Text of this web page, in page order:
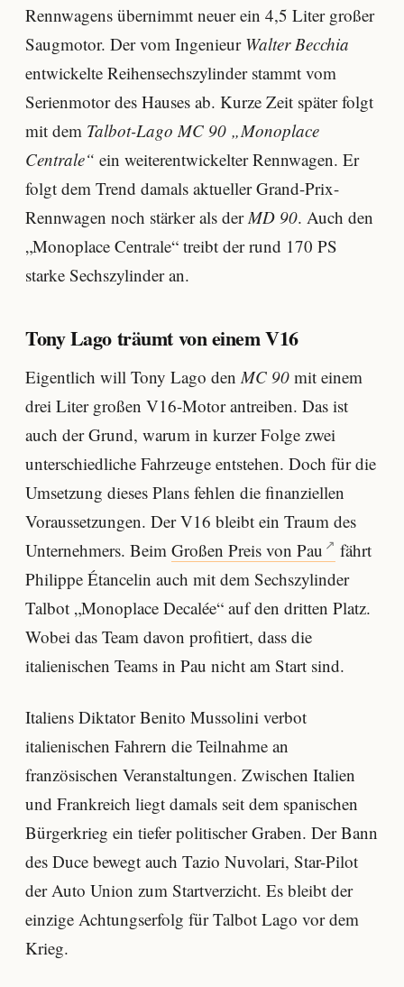
Rennwagens übernimmt neuer ein 4,5 Liter großer
Saugmotor. Der vom Ingenieur Walter Becchia
entwickelte Reihensechszylinder stammt vom
Serienmotor des Hauses ab. Kurze Zeit später folgt
mit dem Talbot-Lago MC 90 „Monoplace
Centrale“ ein weiterentwickelter Rennwagen. Er
folgt dem Trend damals aktueller Grand-Prix-
Rennwagen noch stärker als der MD 90. Auch den
„Monoplace Centrale“ treibt der rund 170 PS
starke Sechszylinder an.
Tony Lago träumt von einem V16
Eigentlich will Tony Lago den MC 90 mit einem
drei Liter großen V16-Motor antreiben. Das ist
auch der Grund, warum in kurzer Folge zwei
unterschiedliche Fahrzeuge entstehen. Doch für die
Umsetzung dieses Plans fehlen die finanziellen
Voraussetzungen. Der V16 bleibt ein Traum des
Unternehmers. Beim Großen Preis von Pau
fährt
Philippe Étancelin auch mit dem Sechszylinder
Talbot „Monoplace Decalée“ auf den dritten Platz.
Wobei das Team davon profitiert, dass die
italienischen Teams in Pau nicht am Start sind.
Italiens Diktator Benito Mussolini verbot
italienischen Fahrern die Teilnahme an
französischen Veranstaltungen. Zwischen Italien
und Frankreich liegt damals seit dem spanischen
Bürgerkrieg ein tiefer politischer Graben. Der Bann
des Duce bewegt auch Tazio Nuvolari, Star-Pilot
der Auto Union zum Startverzicht. Es bleibt der
einzige Achtungserfolg für Talbot Lago vor dem
Krieg.